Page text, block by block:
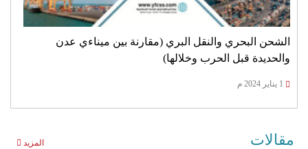
الشحن البحري والنقل البري (مقارنة بين ميناءي عدن
والحديدة قبل الحرب وخلالها)
مقالات المزيد